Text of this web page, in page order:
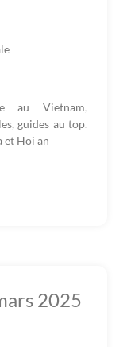
au Vietnam,
guides au top.
et Hoi an
2025